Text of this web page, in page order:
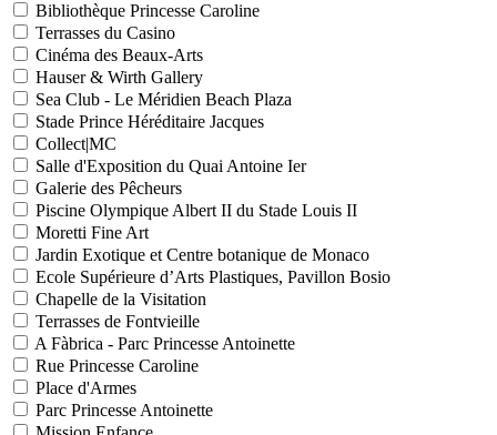
Bibliothèque Princesse Caroline
Terrasses du Casino
Cinéma des Beaux-Arts
Hauser & Wirth Gallery
Sea Club - Le Méridien Beach Plaza
Stade Prince Héréditaire Jacques
Collect|MC
Salle d'Exposition du Quai Antoine Ier
Galerie des Pêcheurs
Piscine Olympique Albert II du Stade Louis II
Moretti Fine Art
Jardin Exotique et Centre botanique de Monaco
Ecole Supérieure d’Arts Plastiques, Pavillon Bosio
Chapelle de la Visitation
Terrasses de Fontvieille
A Fàbrica - Parc Princesse Antoinette
Rue Princesse Caroline
Place d'Armes
Parc Princesse Antoinette